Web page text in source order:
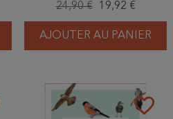
la ville
24,90 € 19,92 €
AJOUTER AU PANIER
favorite_border